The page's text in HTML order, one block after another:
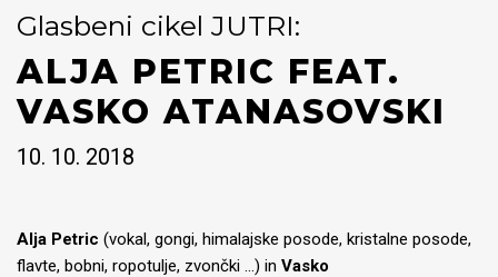
Glasbeni cikel JUTRI:
ALJA PETRIC FEAT.
VASKO ATANASOVSKI
10. 10. 2018
Alja Petric (vokal, gongi, himalajske posode, kristalne posode,
flavte, bobni, ropotulje, zvončki ...) in Vasko